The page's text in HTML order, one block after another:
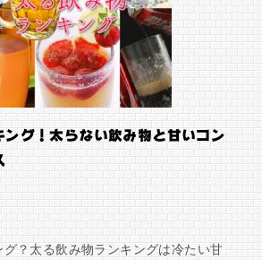
ング！太らない飲み物と甘いコン
？太る飲み物ランキングは冷たい甘